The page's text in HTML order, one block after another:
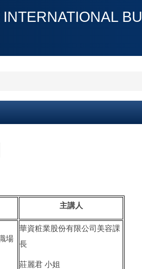
主講人
場
華資粧業股份有限公司美容課
長
莊麗君 小姐